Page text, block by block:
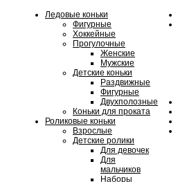
Ледовые коньки
Фигурные
Хоккейные
Прогулочные
Женские
Мужские
Детские коньки
Раздвижные
Фигурные
Двухполозные
Коньки для проката
Роликовые коньки
Взрослые
Детские ролики
Для девочек
Для
мальчиков
Наборы